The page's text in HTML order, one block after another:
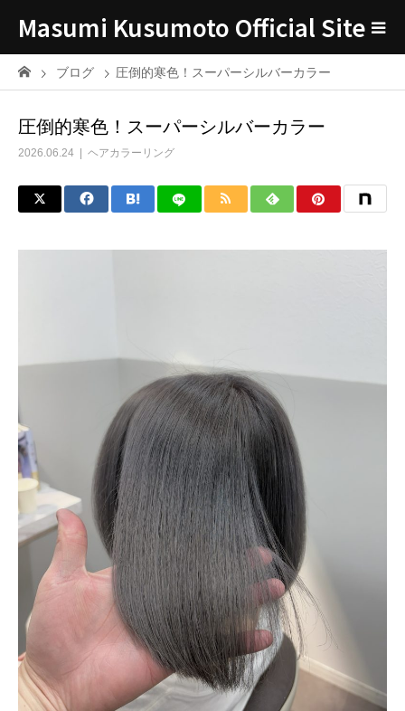
Masumi Kusumoto Official Site
ブログ 圧倒的寒色！スーパーシルバーカラー
圧倒的寒色！スーパーシルバーカラー
2026.06.24 ヘアカラーリング